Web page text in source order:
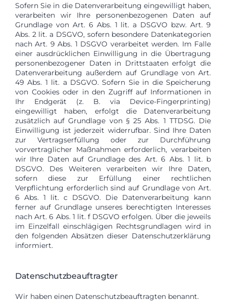
Sofern Sie in die Datenverarbeitung eingewilligt haben,
verarbeiten wir Ihre personenbezogenen Daten auf
Grundlage von Art. 6 Abs. 1 lit. a DSGVO bzw. Art. 9
Abs. 2 lit. a DSGVO, sofern besondere Datenkategorien
nach Art. 9 Abs. 1 DSGVO verarbeitet werden. Im Falle
einer ausdrücklichen Einwilligung in die Übertragung
personenbezogener Daten in Drittstaaten erfolgt die
Datenverarbeitung außerdem auf Grundlage von Art.
49 Abs. 1 lit. a DSGVO. Sofern Sie in die Speicherung
von Cookies oder in den Zugriff auf Informationen in
Ihr Endgerät (z. B. via Device-Fingerprinting)
eingewilligt haben, erfolgt die Datenverarbeitung
zusätzlich auf Grundlage von § 25 Abs. 1 TTDSG. Die
Einwilligung ist jederzeit widerrufbar. Sind Ihre Daten
zur Vertragserfüllung oder zur Durchführung
vorvertraglicher Maßnahmen erforderlich, verarbeiten
wir Ihre Daten auf Grundlage des Art. 6 Abs. 1 lit. b
DSGVO. Des Weiteren verarbeiten wir Ihre Daten,
sofern diese zur Erfüllung einer rechtlichen
Verpflichtung erforderlich sind auf Grundlage von Art.
6 Abs. 1 lit. c DSGVO. Die Datenverarbeitung kann
ferner auf Grundlage unseres berechtigten Interesses
nach Art. 6 Abs. 1 lit. f DSGVO erfolgen. Über die jeweils
im Einzelfall einschlägigen Rechtsgrundlagen wird in
den folgenden Absätzen dieser Datenschutzerklärung
informiert.
Datenschutzbeauftragter
Wir haben einen Datenschutzbeauftragten benannt.